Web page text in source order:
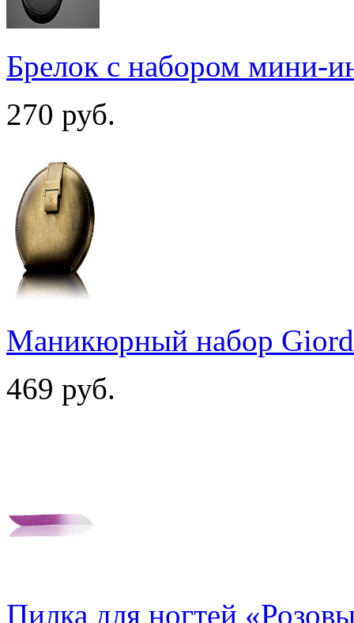
Брелок с набором мини-
270 руб.
Маникюрный набор
469 руб.
Пилка для ногтей